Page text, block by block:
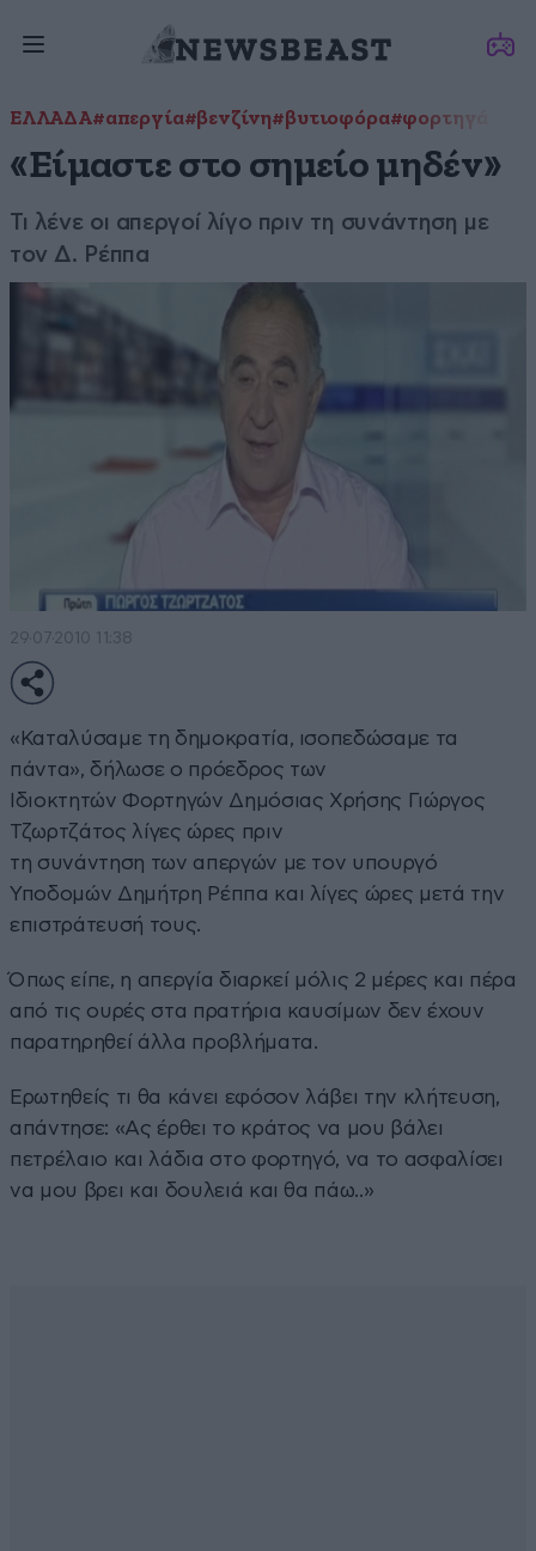
ΕΛΛΑΔΑ#απεργία#βενζίνη#βυτιοφόρα#φορτηγά
«Είμαστε στο σημείο μηδέν»
Τι λένε οι απεργοί λίγο πριν τη συνάντηση με
τον Δ. Ρέππα
29·07·2010 11:38
«Καταλύσαμε τη δημοκρατία, ισοπεδώσαμε τα
πάντα», δήλωσε ο πρόεδρος των
Ιδιοκτητών Φορτηγών Δημόσιας Χρήσης Γιώργος
Τζωρτζάτος λίγες ώρες πριν
τη συνάντηση των απεργών με τον υπουργό
Υποδομών Δημήτρη Ρέππα και λίγες ώρες μετά την
επιστράτευσή τους.
Όπως είπε, η απεργία διαρκεί μόλις 2 μέρες και πέρα
από τις ουρές στα πρατήρια καυσίμων δεν έχουν
παρατηρηθεί άλλα προβλήματα.
Ερωτηθείς τι θα κάνει εφόσον λάβει την κλήτευση,
απάντησε: «Ας έρθει το κράτος να μου βάλει
πετρέλαιο και λάδια στο φορτηγό, να το ασφαλίσει
να μου βρει και δουλειά και θα πάω..»